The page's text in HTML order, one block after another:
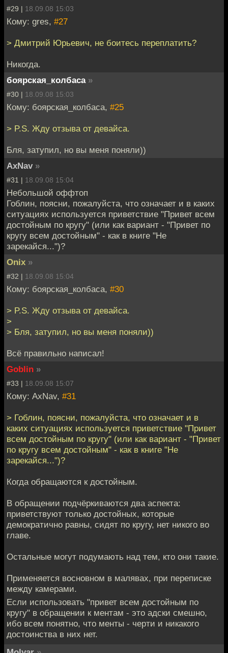
#29 | 18.09.08 15:03
Кому: gres, #27
> Дмитрий Юрьевич, не боитесь переплатить?
Никогда.
боярская_колбаса »
#30 | 18.09.08 15:03
Кому: боярская_колбаса, #25
> P.S. Жду отзыва от девайса.
Бля, затупил, но вы меня поняли))
AxNav »
#31 | 18.09.08 15:04
Небольшой оффтоп
Гоблин, поясни, пожалуйста, что означает и в каких
ситуациях используется приветствие "Привет всем
достойным по кругу" (или как вариант - "Привет по
кругу всем достойным" - как в книге "Не
зарекайся...")?
Onix »
#32 | 18.09.08 15:04
Кому: боярская_колбаса, #30
> P.S. Жду отзыва от девайса.
>
> Бля, затупил, но вы меня поняли))
Всё правильно написал!
Goblin »
#33 | 18.09.08 15:07
Кому: AxNav, #31
> Гоблин, поясни, пожалуйста, что означает и в
каких ситуациях используется приветствие "Привет
всем достойным по кругу" (или как вариант - "Привет
по кругу всем достойным" - как в книге "Не
зарекайся...")?
Когда обращаются к достойным.
В обращении подчёркиваются два аспекта:
приветствуют только достойных, которые
демократично равны, сидят по кругу, нет никого во
главе.
Остальные могут подумають над тем, кто они такие.
Применяется восновном в малявах, при переписке
между камерами.
Если использовать "привет всем достойным по
кругу" в обращении к ментам - это адски смешно,
ибо всем понятно, что менты - черти и никакого
достоинства в них нет.